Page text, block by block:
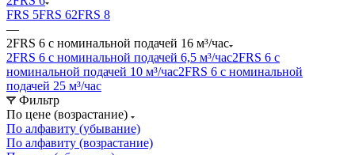
FRS 5FRS 62FRS 8
—
2FRS 6 с номинальной подачей 16 м³/час
2FRS 6 с номинальной подачей 6,5 м³/час2FRS 6 с
номинальной подачей 10 м³/час2FRS 6 с номинальной
подачей 25 м³/час
Фильтр
По цене (возрастание)
По алфавиту (убывание)
По алфавиту (возрастание)